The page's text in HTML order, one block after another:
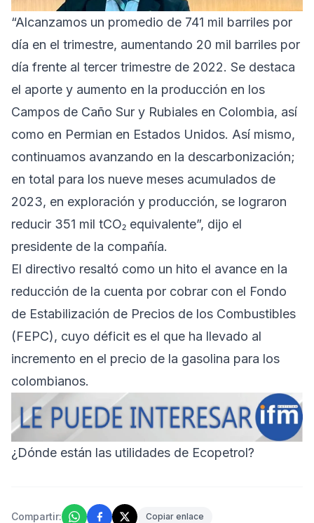
“Alcanzamos un promedio de 741 mil barriles por
día en el trimestre, aumentando 20 mil barriles por
día frente al tercer trimestre de 2022. Se destaca
el aporte y aumento en la producción en los
Campos de Caño Sur y Rubiales en Colombia, así
como en Permian en Estados Unidos. Así mismo,
continuamos avanzando en la descarbonización;
en total para los nueve meses acumulados de
2023, en exploración y producción, se lograron
reducir 351 mil tCO₂ equivalente”, dijo el
presidente de la compañía.
El directivo resaltó como un hito el avance en la
reducción de la cuenta por cobrar con el Fondo
de Estabilización de Precios de los Combustibles
(FEPC), cuyo déficit es el que ha llevado al
incremento en el precio de la gasolina para los
colombianos.
¿Dónde están las utilidades de Ecopetrol?
Compartir: Copiar enlace